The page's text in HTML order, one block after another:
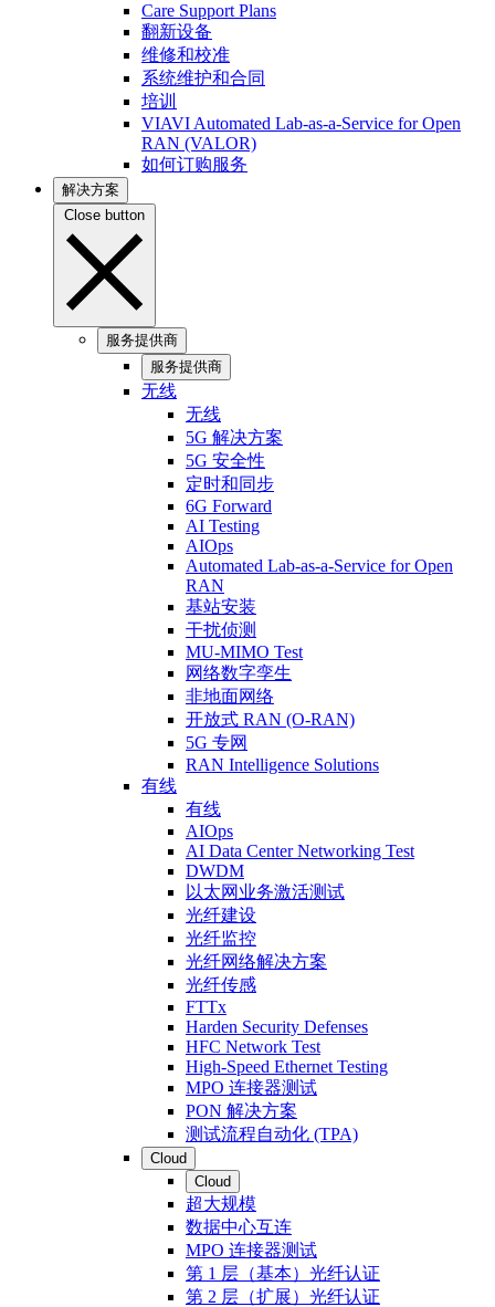
Care Support Plans
翻新设备
维修和校准
系统维护和合同
培训
VIAVI Automated Lab-as-a-Service for Open
RAN (VALOR)
如何订购服务
解决方案
Close button
服务提供商
服务提供商
无线
无线
5G 解决方案
5G 安全性
定时和同步
6G Forward
AI Testing
AIOps
Automated Lab-as-a-Service for Open
RAN
基站安装
干扰侦测
MU-MIMO Test
网络数字孪生
非地面网络
开放式 RAN (O-RAN)
5G 专网
RAN Intelligence Solutions
有线
有线
AIOps
AI Data Center Networking Test
DWDM
以太网业务激活测试
光纤建设
光纤监控
光纤网络解决方案
光纤传感
FTTx
Harden Security Defenses
HFC Network Test
High-Speed Ethernet Testing
MPO 连接器测试
PON 解决方案
测试流程自动化 (TPA)
Cloud
Cloud
超大规模
数据中心互连
MPO 连接器测试
第 1 层（基本）光纤认证
第 2 层（扩展）光纤认证